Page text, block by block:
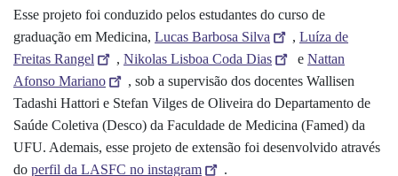
Esse projeto foi conduzido pelos estudantes do curso de
graduação em Medicina, Lucas Barbosa Silva , Luíza de
Freitas Rangel
, Nikolas Lisboa Coda Dias e Nattan
Afonso Mariano
, sob a supervisão dos docentes Wallisen
Tadashi Hattori e Stefan Vilges de Oliveira do Departamento de
Saúde Coletiva (Desco) da Faculdade de Medicina (Famed) da
UFU. Ademais, esse projeto de extensão foi desenvolvido através
do perfil da LASFC no instagram .